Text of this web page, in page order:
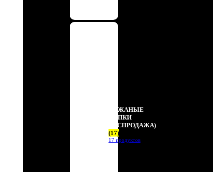
КОЖАНЫЕ
ПАПКИ
(РАСПРОДАЖА)
(17)
17 продуктов